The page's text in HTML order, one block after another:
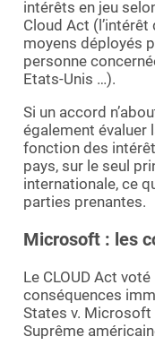
intérêts en jeu
Cloud Act
moyens déployés
personne
Etats-Unis …).
Si un accord
également évaluer
fonction des
pays, sur le seul
internationale, ce
parties prenantes.
Microsoft : les
Le CLOUD Act
conséquences
States v. Microsoft
Suprême